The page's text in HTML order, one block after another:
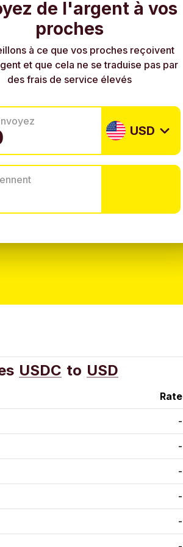
de l'argent à vos
proches
à ce que vos proches reçoivent
et que cela ne se traduise pas par
des frais de service élevés
USD
USDC to USD
Rate
-
-
-
-
-